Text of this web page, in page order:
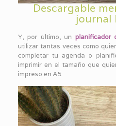
Descargable
journal
Y, por último, un planificador
utilizar tantas veces como
completar tu agenda o
imprimir en el tamaño que
impreso en A5.